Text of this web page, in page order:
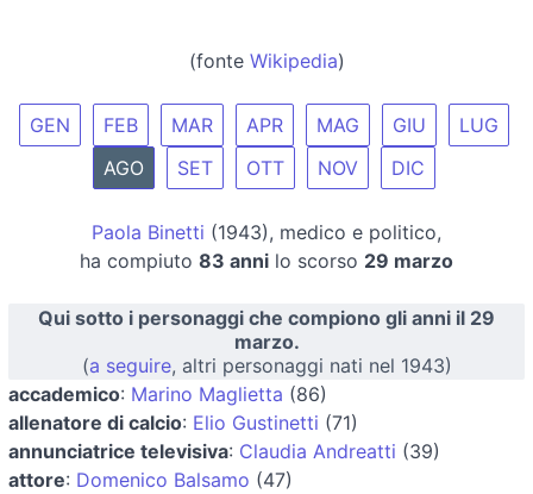
(fonte Wikipedia)
GEN FEB MAR APR MAG GIU
LUG
AGO
SET OTT NOV DIC
Paola Binetti (1943), medico e politico,
ha compiuto 83 anni lo scorso 29 marzo
Qui sotto i personaggi che compiono gli anni il 29
marzo.
(a seguire, altri personaggi nati nel 1943)
accademico: Marino Maglietta (86)
allenatore di calcio: Elio Gustinetti (71)
annunciatrice televisiva: Claudia Andreatti (39)
attore: Domenico Balsamo (47)